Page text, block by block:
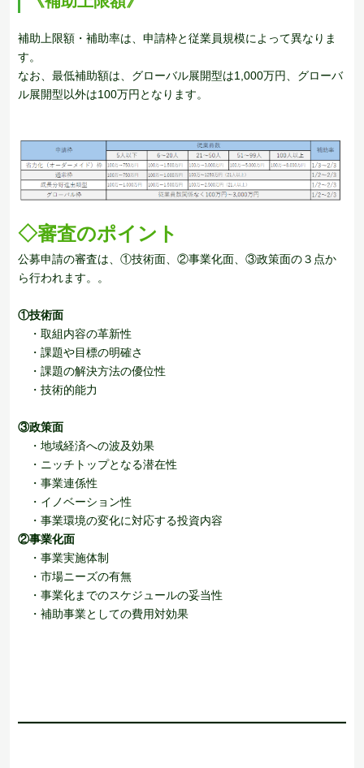
補助上限額・補助率は、申請枠と従業員規模によって異なりま
す。
なお、最低補助額は、グローバル展開型は1,000万円、グローバ
ル展開型以外は100万円となります。
◇審査のポイント
公募申請の審査は、①技術面、②事業化面、③政策面の３点か
ら行われます。。
①技術面
・取組内容の革新性
・課題や目標の明確さ
・課題の解決方法の優位性
・技術的能力
③政策面
・地域経済への波及効果
・ニッチトップとなる潜在性
・事業連係性
・イノベーション性
・事業環境の変化に対応する投資内容
②事業化面
・事業実施体制
・市場ニーズの有無
・事業化までのスケジュールの妥当性
・補助事業としての費用対効果